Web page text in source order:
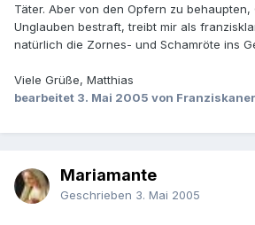
Täter. Aber von den Opfern zu
Unglauben bestraft, treibt mir als
natürlich die Zornes- und Schamröte ins
Viele Grüße, Matthias
bearbeitet 3. Mai 2005 von Franziskaner
Mariamante
Geschrieben 3. Mai 2005